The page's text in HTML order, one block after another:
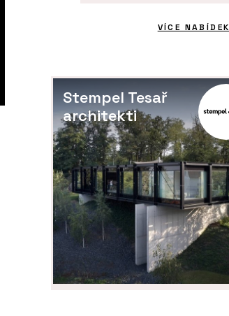
VÍCE NABÍDEK
Stempel Tesař
architekti